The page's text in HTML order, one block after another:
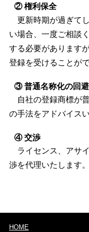
② 権利保全
更新時期が過ぎて
い場合、一度ご相談
する必要があります
登録を受けることがで
③ 普通名称化の回避
自社の登録商標が
の手法をアドバイス
④ 交渉
ライセンス、アサ
渉を代理いたします。
HOME